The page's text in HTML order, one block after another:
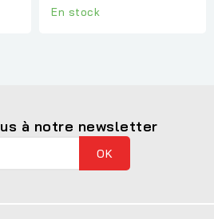
En stock
à notre newsletter